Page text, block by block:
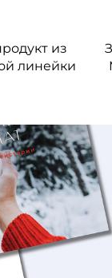
из
линейки